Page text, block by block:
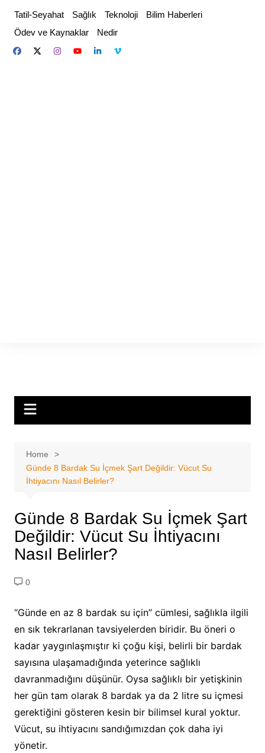
content
Tatil-Seyahat Sağlık Teknoloji
Bilim Haberleri
Ödev ve Kaynaklar
Nedir
Home
Günde 8 Bardak Su İçmek Şart Değildir: Vücut Su
İhtiyacını Nasıl Belirler?
Günde 8 Bardak Su İçmek Şart
Değildir: Vücut Su İhtiyacını
Nasıl Belirler?
0
“Günde en az 8 bardak su için” cümlesi, sağlıkla ilgili
en sık tekrarlanan tavsiyelerden biridir. Bu öneri o
kadar yaygınlaşmıştır ki çoğu kişi, belirli bir bardak
sayısına ulaşamadığında yeterince sağlıklı
davranmadığını düşünür. Oysa sağlıklı bir yetişkinin
her gün tam olarak 8 bardak ya da 2 litre su içmesi
gerektiğini gösteren kesin bir bilimsel kural yoktur.
Vücut, su ihtiyacını sandığımızdan çok daha iyi
yönetir.